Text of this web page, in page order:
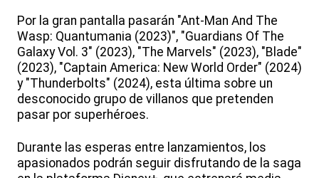
Por la gran pantalla pasarán "Ant-Man And The
Wasp: Quantumania (2023)", "Guardians Of The
Galaxy Vol. 3" (2023), "The Marvels" (2023), "Blade"
(2023), "Captain America: New World Order" (2024)
y "Thunderbolts" (2024), esta última sobre un
desconocido grupo de villanos que pretenden
pasar por superhéroes.
Durante las esperas entre lanzamientos, los
apasionados podrán seguir disfrutando de la saga